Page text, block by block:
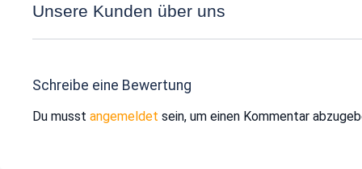
Unsere Kunden über uns
Schreibe eine Bewertung
Du musst angemeldet sein, um einen Kommentar